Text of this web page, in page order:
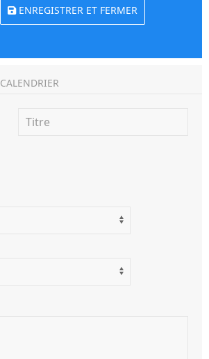
ENREGISTRER ET FERMER
CALENDRIER